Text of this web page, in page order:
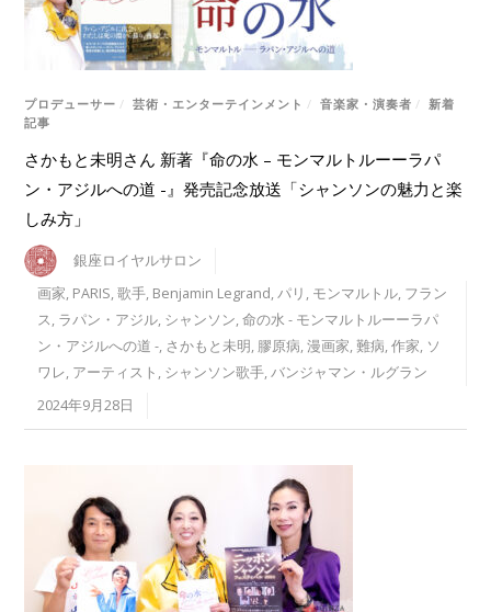
プロデューサー / 芸術・エンターテインメント / 音楽家・演奏者 / 新着
記事
さかもと未明さん 新著『命の水 – モンマルトルーーラパ
ン・アジルへの道 -』発売記念放送「シャンソンの魅力と楽
しみ方」
銀座ロイヤルサロン
画家, PARIS,歌手, Benjamin Legrand,パリ , モンマルトル, フラン
ス, ラパン・アジル, シャンソン,命の水 - モンマルトルーーラパ
ン・アジルへの道 -, さかもと未明, 膠原病,漫画家,難病,作家, ソ
ワレ, アーティスト , シャンソン歌手,バンジャマン・ルグラン
2024年9月28日